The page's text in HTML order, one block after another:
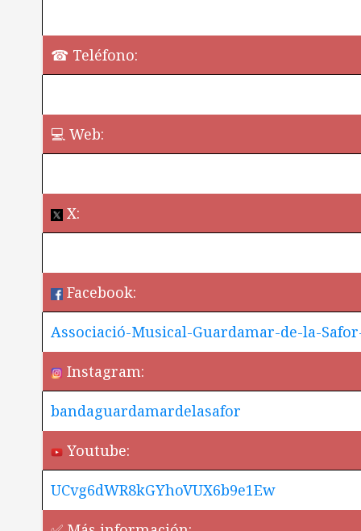
☎ Teléfono:
💻 Web:
X:
Facebook:
Associació-Musical-Guardamar-de-la-Safor-
Instagram:
bandaguardamardelasafor
Youtube:
UCvg6dWR8kGYhoVUX6b9e1Ew